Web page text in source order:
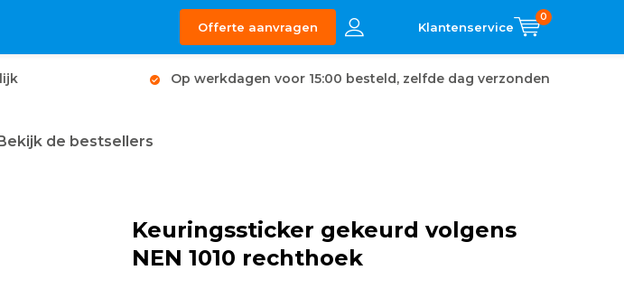
Offerte aanvragen
0
Op werkdagen voor 15:00 besteld, zelfde dag verzonden
de bestsellers
Keuringssticker gekeurd volgens
NEN 1010 rechthoek